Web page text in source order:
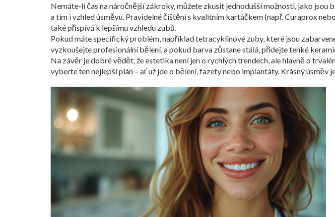
Nemáte-li čas na náročnější zákroky, můžete zkusit jednodušší možnosti, jako
a tím i vzhled úsměvu. Pravidelné čištění s kvalitním kartáčkem (např. Curaprox
také přispívá k lepšímu vzhledu zubů.
Pokud máte specifický problém, například tetracyklinové zuby, které jsou
vyzkoušejte profesionální bělení, a pokud barva zůstane stálá, přidejte tenké
Na závěr je dobré vědět, že estetika není jen o rychlých trendech, ale hlavně o
vyberte ten nejlepší plán – ať už jde o bělení, fazety nebo implantáty. Krásný